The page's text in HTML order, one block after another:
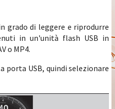
grado di leggere e riprodurre
in un'unità flash USB in
o MP4.
porta USB, quindi selezionare